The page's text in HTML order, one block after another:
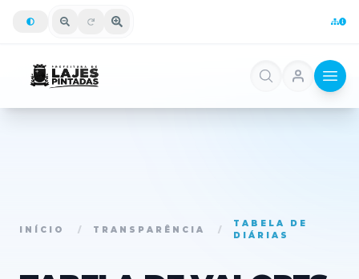
INÍCIO / TRANSPARÊNCIA /
TABELA DE
DIÁRIAS